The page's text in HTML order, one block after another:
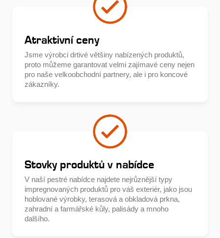
Atraktivní ceny
Jsme výrobci drtivé většiny nabízených produktů,
proto můžeme garantovat velmi zajímavé ceny nejen
pro naše velkoobchodní partnery, ale i pro koncové
zákazníky.
Stovky produktů v nabídce
V naší pestré nabídce najdete nejrůznější typy
impregnovaných produktů pro váš exteriér, jako jsou
hoblované výrobky, terasová a obkladová prkna,
zahradní a farmářské kůly, palisády a mnoho
dalšího.